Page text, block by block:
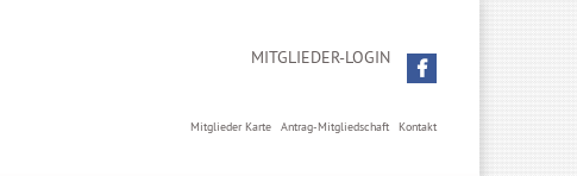
MITGLIEDER-LOGIN
Kontakt
Antrag-Mitgliedschaft
Mitglieder Karte